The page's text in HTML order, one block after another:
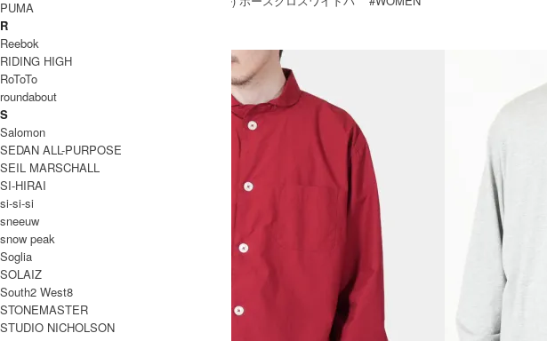
ーソックス
PUMA
R
Reebok
RIDING HIGH
RoToTo
roundabout
S
Salomon
SEDAN ALL-PURPOSE
SEIL MARSCHALL
SI-HIRAI
si-si-si
sneeuw
snow peak
Soglia
SOLAIZ
South2 West8
STONEMASTER
STUDIO NICHOLSON